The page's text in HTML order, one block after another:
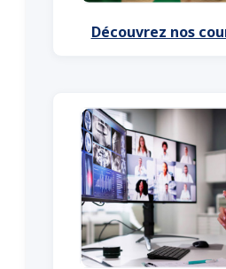
Découvrez nos